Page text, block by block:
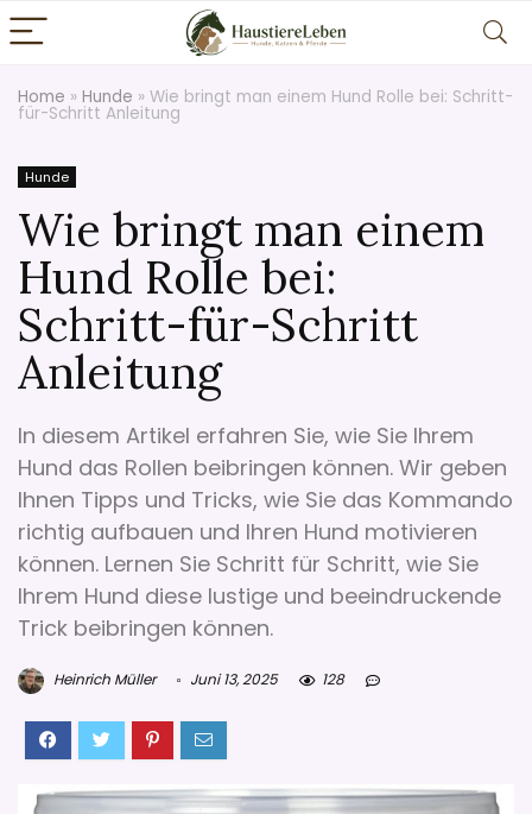
Home » Hunde » Wie bringt man einem Hund Rolle bei: Schritt-
für-Schritt Anleitung
Hunde
Wie bringt man einem
Hund Rolle bei:
Schritt-für-Schritt
Anleitung
In diesem Artikel erfahren Sie, wie Sie Ihrem
Hund das Rollen beibringen können. Wir geben
Ihnen Tipps und Tricks, wie Sie das Kommando
richtig aufbauen und Ihren Hund motivieren
können. Lernen Sie Schritt für Schritt, wie Sie
Ihrem Hund diese lustige und beeindruckende
Trick beibringen können.
Heinrich Müller Juni 13, 2025 128